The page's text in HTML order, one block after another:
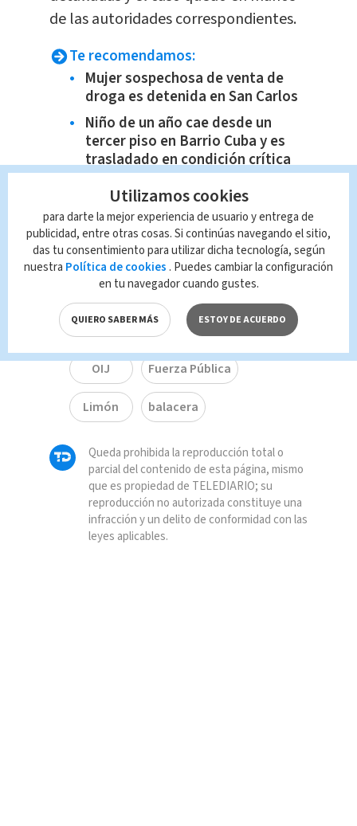
de las autoridades correspondientes.
Te recomendamos:
Mujer sospechosa de venta de
droga es detenida en San Carlos
Niño de un año cae desde un
tercer piso en Barrio Cuba y es
trasladado en condición crítica
Dos vehículos se incendiaron en
lavacar
Amenazas en colegios generan
preocupación
TAGS RELACIONADOS:
OIJ Fuerza Pública
Limón balacera
Queda prohibida la reproducción total o
parcial del contenido de esta página, mismo
que es propiedad de TELEDIARIO; su
reproducción no autorizada constituye una
infracción y un delito de conformidad con las
leyes aplicables.
Utilizamos cookies
para darte la mejor experiencia de usuario y entrega de
publicidad, entre otras cosas. Si continúas navegando el sitio,
das tu consentimiento para utilizar dicha tecnología, según
nuestra Política de cookies . Puedes cambiar la configuración
en tu navegador cuando gustes.
QUIERO SABER MÁS ESTOY DE ACUERDO